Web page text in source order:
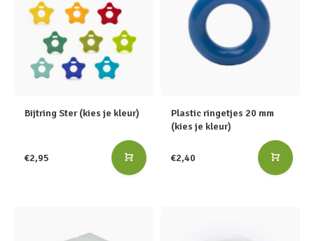
Bijtring Ster (kies je kleur)
€2,95
Plastic ringetjes 20 mm
(kies je kleur)
€2,40